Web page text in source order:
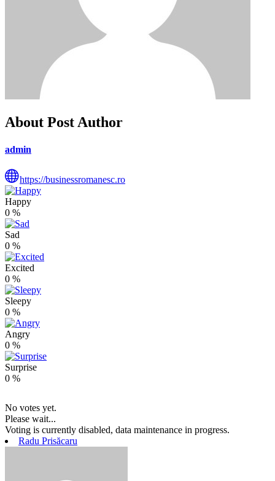
About Post Author
admin
https://businessromanesc.ro
Happy
0 %
Sad
0 %
Excited
0 %
Sleepy
0 %
Angry
0 %
Surprise
0 %
No votes yet.
Please wait...
Voting is currently disabled, data maintenance in progress.
Radu Prisăcaru